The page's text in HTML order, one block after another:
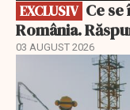
EXCLUSIV
România.
03 AUGUST 2026